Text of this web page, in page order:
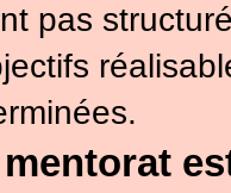
pas